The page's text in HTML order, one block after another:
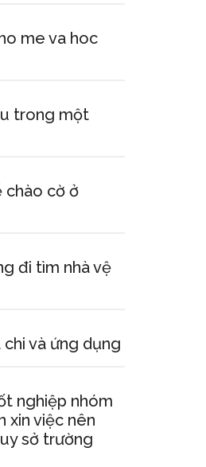
me va hoc
trong một
chào cờ ở
đi tìm nhà vệ
và ứng dụng
nghiệp nhóm
xin việc nên
sở trường